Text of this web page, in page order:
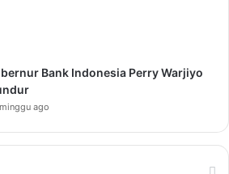
Bank Indonesia Perry Warjiyo
ago